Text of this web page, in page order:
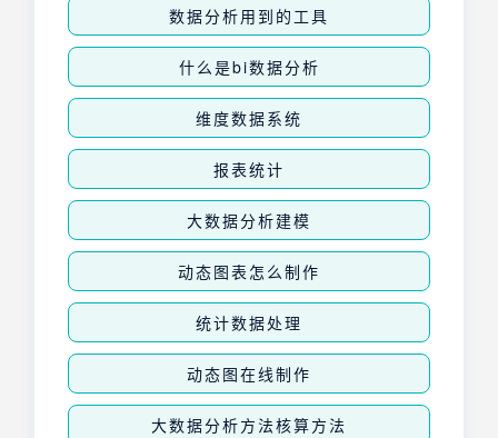
数据分析用到的工具
什么是bi数据分析
维度数据系统
报表统计
大数据分析建模
动态图表怎么制作
统计数据处理
动态图在线制作
大数据分析方法核算方法